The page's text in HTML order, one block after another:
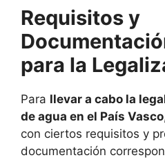
Requisitos y
para la
Para llevar a cabo la
de agua en el País Vasco
con ciertos requisitos y
documentación